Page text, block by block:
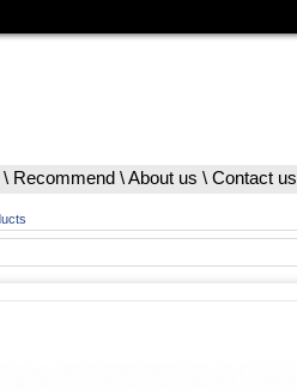
\ Recommend \About us \ Contact us